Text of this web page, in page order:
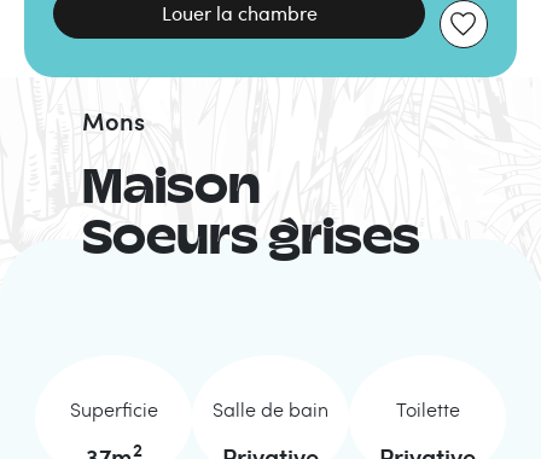
Louer la chambre
Maison
Soeurs grises
Mons
Superficie
2
Salle de bain Toilette